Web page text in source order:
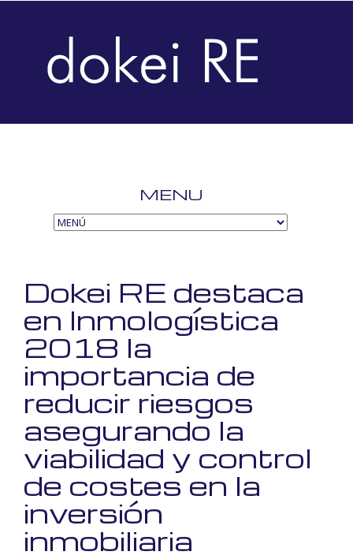
MENU
Dokei RE destaca
en Inmologística
2018 la
importancia de
reducir riesgos
asegurando la
viabilidad y control
de costes en la
inversión
inmobiliaria